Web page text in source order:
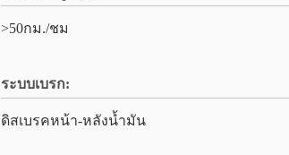
>50กม./ชม
ระบบเบรก:
ดิสเบรคหน้า-หลังน้ำมัน